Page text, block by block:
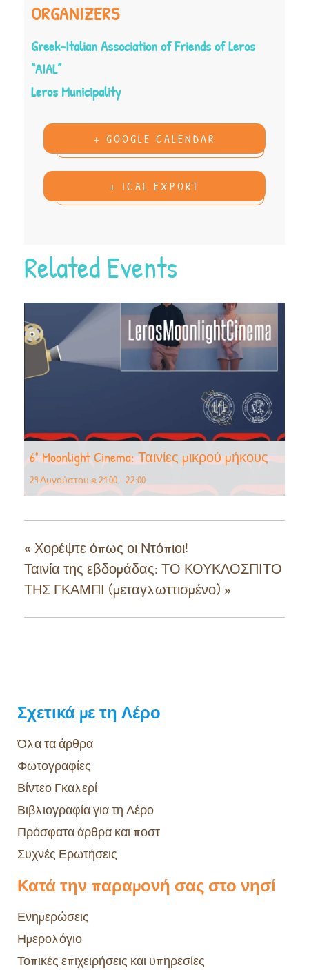
ORGANIZERS
Greek-Italian Association of Friends of Leros
“AIAL”
Leros Municipality
+ GOOGLE CALENDAR
+ ICAL EXPORT
Related Events
6° Moonlight Cinema: Ταινίες μικρού μήκους
29 Αυγούστου @ 21:00- 22:00
« Χορέψτε όπως οι Ντόπιοι!
Ταινία της εβδομάδας: ΤΟ ΚΟΥΚΛΟΣΠΙΤΟ
ΤΗΣ ΓΚΑΜΠΙ (μεταγλωττισμένο) »
Σχετικά με τη Λέρο
Όλα τα άρθρα
Φωτογραφίες
Βίντεο Γκαλερί
Βιβλιογραφία για τη Λέρο
Πρόσφατα άρθρα και ποστ
Συχνές Ερωτήσεις
Κατά την παραμονή σας στο νησί
Ενημερώσεις
Ημερολόγιο
Τοπικές επιχειρήσεις και υπηρεσίες